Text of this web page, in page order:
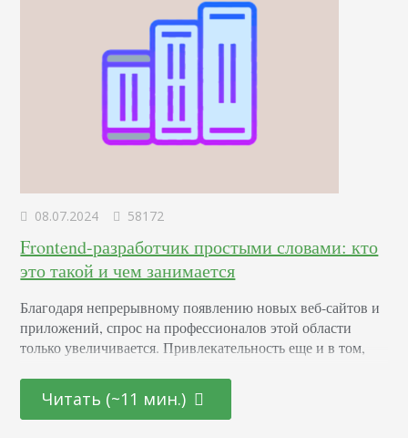
08.07.2024 58172
Frontend-разработчик простыми словами: кто
это такой и чем занимается
Благодаря непрерывному появлению новых веб-сайтов и
приложений, спрос на профессионалов этой области
только увеличивается. Привлекательность еще и в том,
специалистов, так и для тех, кто находится на стадии
переосмысления карьерного пути и готов начать все с
Читать (~11 мин.)